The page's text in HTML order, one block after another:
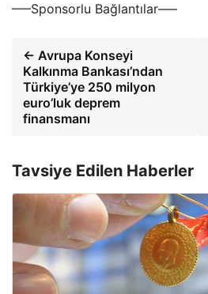
—–Sponsorlu Bağlantılar—–
← Avrupa Konseyi
Kalkınma Bankası’ndan
Türkiye’ye 250 milyon
euro’luk deprem
finansmanı
Tavsiye Edilen Haberler